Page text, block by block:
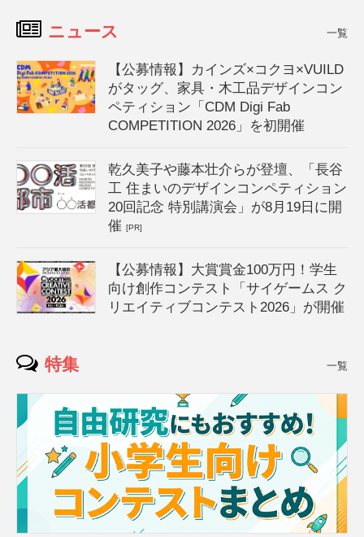
ニュース 一覧
【公募情報】カインズ×コクヨ×VUILD
がタッグ、家具・木工品デザインコン
ペティション「CDM Digi Fab
COMPETITION 2026」を初開催
乾久美子や藤本壮介らが登壇、「長谷
工 住まいのデザインコンペティション
20回記念 特別講演会」が8月19日に開
催[PR]
【公募情報】大賞賞金100万円！学生
向け創作コンテスト「サイゲームス ク
リエイティブコンテスト2026」が開催
特集 一覧